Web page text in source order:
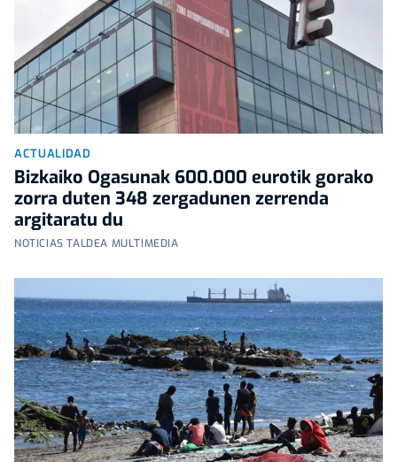
ACTUALIDAD
Bizkaiko Ogasunak 600.000 eurotik gorako
zorra duten 348 zergadunen zerrenda
argitaratu du
NOTICIAS TALDEA MULTIMEDIA